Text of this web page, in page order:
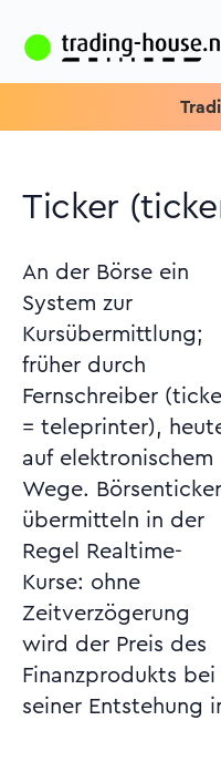
Ticker
An der Börse ein
System zur
Kursübermittlung;
früher durch
Fernschreiber
= teleprinter),
auf elektronischem
Wege. Börsenticker
übermitteln in der
Regel Realtime-
Kurse: ohne
Zeitverzögerung
wird der Preis des
Finanzprodukts bei
seiner Entstehung
das System
automatisch
eingespeist. Bereich
auf dem (Fernseh)
Bildschirm, in
ablaufen; dabei
fliesst der Text
regelmässig von